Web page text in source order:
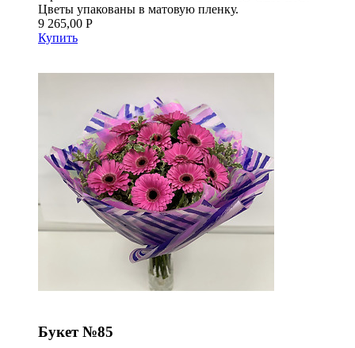
Цветы упакованы в матовую пленку.
9 265,00 Р
Купить
Букет №85